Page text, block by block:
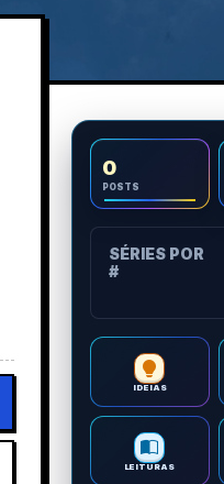
0
POSTS
SÉRIES POR
#
IDEIAS
LEITURAS